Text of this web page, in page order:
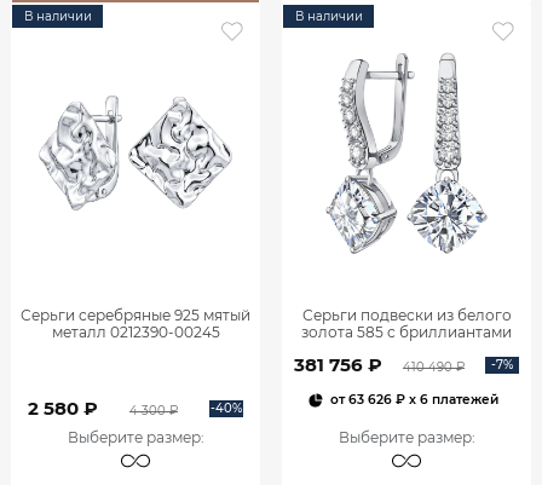
В наличии
Серьги серебряные 925 мятый
металл 0212390-00245
2 580 ₽ 4 300 ₽ -40%
Выберите размер:
В наличии
Серьги подвески из белого
золота 585 с бриллиантами
381 756 ₽ 410 490 ₽ -7%
от63 626 ₽x 6 платежей
Выберите размер: